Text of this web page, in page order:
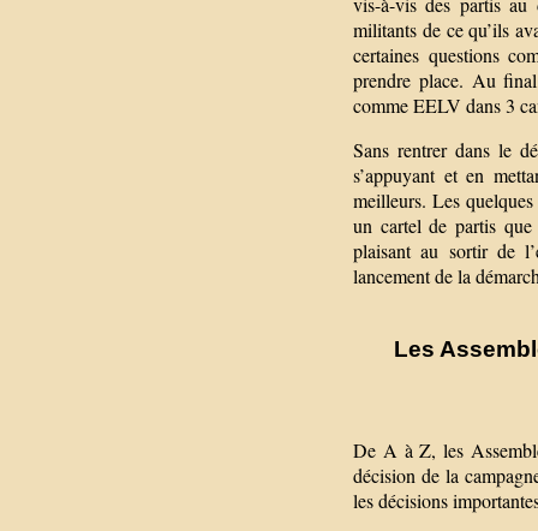
militants de ce qu’ils
certaines questions
prendre place. Au
comme EELV dans 3
Sans rentrer dans le
s’appuyant et en
meilleurs. Les
un cartel de partis
plaisant au sortir de
lancement de la
Les
De A à Z, les
décision de la
les décisions